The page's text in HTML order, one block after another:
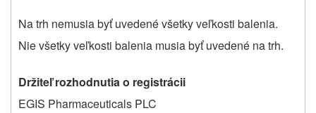
Na trh nemusia byť uvedené všetky veľkosti balenia.
Nie všetky veľkosti balenia musia byť uvedené na trh.
Držiteľ rozhodnutia o registrácii
EGIS Pharmaceuticals PLC